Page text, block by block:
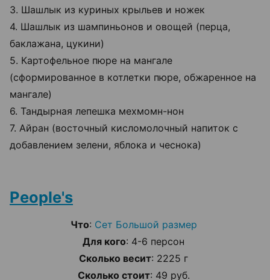
3. Шашлык из куриных крыльев и ножек
4. Шашлык из шампиньонов и овощей (перца,
баклажана, цукини)
5. Картофельное пюре на мангале
(сформированное в котлетки пюре, обжаренное на
мангале)
6. Тандырная лепешка мехмомн-нон
7. Айран (восточный кисломолочный напиток с
добавлением зелени, яблока и чеснока)
People's
Что: Сет Большой размер
Для кого: 4-6 персон
Сколько весит: 2225 г
Сколько стоит: 49 руб.